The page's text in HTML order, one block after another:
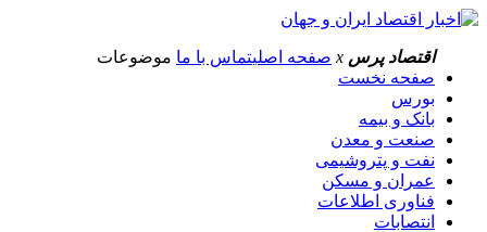
اقتصاد پرس x صفحه اصلیتماس با ما موضوعات
صفحه نخست
بورس
بانک و بیمه
صنعت و معدن
نفت و پتروشیمی
عمران و مسکن
فناوری اطلاعات
انتصابات